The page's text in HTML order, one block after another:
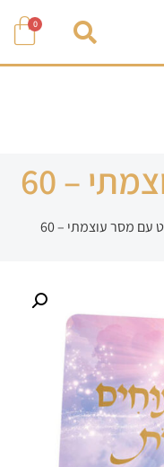
0
– 60
עם מסר עוצמתי – 60